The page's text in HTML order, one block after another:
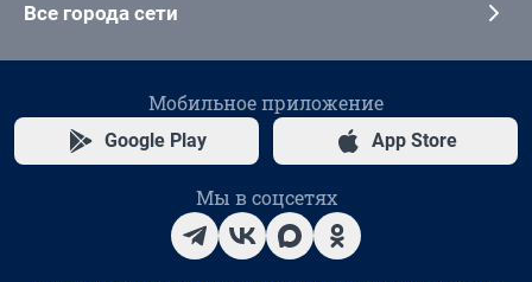
Все города сети
Мобильное приложение
Google Play App Store
Мы в соцсетях